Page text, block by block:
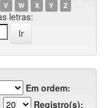
V W X Y Z
letras:
Em ordem:
Registro(s):